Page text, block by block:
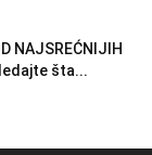
NAJSREĆNIJIH
šta...